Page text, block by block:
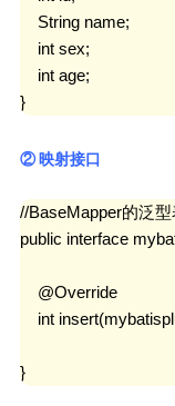
    String name;
    int sex;
    int age;
}
② 映射接口
//BaseMapper的泛
public interface
    @Override
int
}